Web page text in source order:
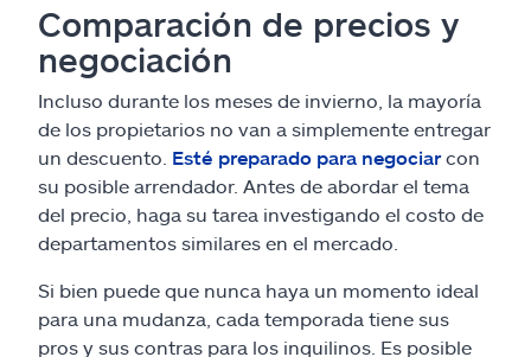
Comparación de precios y
negociación
Incluso durante los meses de invierno, la mayoría
de los propietarios no van a simplemente entregar
un descuento. Esté preparado para negociarcon
su posible arrendador. Antes de abordar el tema
del precio, haga su tarea investigando el costo de
departamentos similares en el mercado.
Si bien puede que nunca haya un momento ideal
para una mudanza, cada temporada tiene sus
pros y sus contras para los inquilinos. Es posible